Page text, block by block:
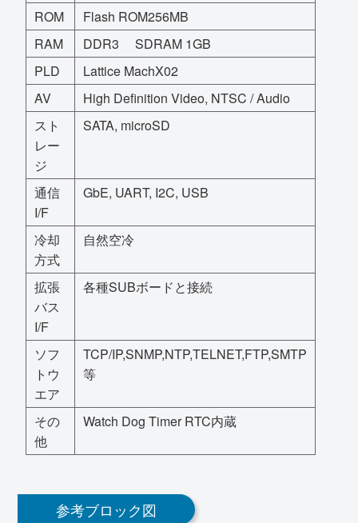
ROM
Flash ROM256MB
RAM
DDR3 SDRAM 1GB
PLD
Lattice MachX02
AV
High Definition Video, NTSC / Audio
スト
レー
ジ
SATA, microSD
通信
I/F
GbE, UART, I2C, USB
冷却
方式
自然空冷
拡張
バス
I/F
各種SUBボードと接続
ソフ
トウ
エア
TCP/IP,SNMP,NTP,TELNET,FTP,SMTP
等
その
他
Watch Dog Timer RTC内蔵
参考ブロック図